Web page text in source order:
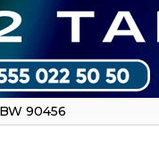
90456